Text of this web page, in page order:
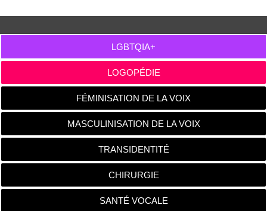
LGBTQIA+
LOGOPÉDIE
FÉMINISATION DE LA VOIX
MASCULINISATION DE LA VOIX
TRANSIDENTITÉ
CHIRURGIE
SANTÉ VOCALE